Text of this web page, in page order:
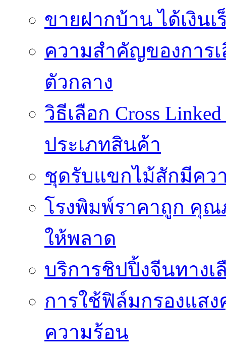
ขายฝากบ้าน ได้เงิน
ความสำคัญของการ
ตัวกลาง
วิธีเลือก Cross
ประเภทสินค้า
ชุดรับแขกไม้สักมีคว
โรงพิมพ์ราคาถูก คุณ
ให้พลาด
บริการชิปปิ้งจีนทาง
การใช้ฟิล์มกรองแส
ความร้อน